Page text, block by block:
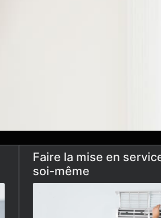
Faire la mise en
soi-même